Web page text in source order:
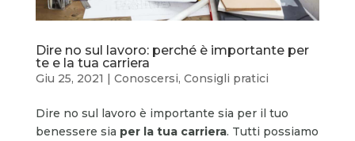
Dire no sul lavoro: perché è importante per
te e la tua carriera
Giu 25, 2021 | Conoscersi, Consigli pratici
Dire no sul lavoro è importante sia per il tuo
benessere sia per la tua carriera. Tutti possiamo